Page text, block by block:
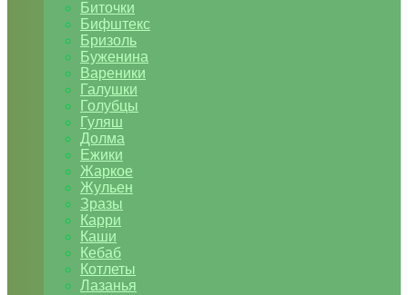
Биточки
Бифштекс
Бризоль
Буженина
Вареники
Галушки
Голубцы
Гуляш
Долма
Ежики
Жаркое
Жульен
Зразы
Карри
Каши
Кебаб
Котлеты
Лазанья